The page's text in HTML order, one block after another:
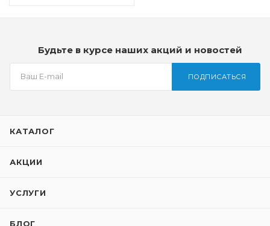
Будьте в курсе наших акций и новостей
ПОДПИСАТЬСЯ
КАТАЛОГ
АКЦИИ
УСЛУГИ
БЛОГ